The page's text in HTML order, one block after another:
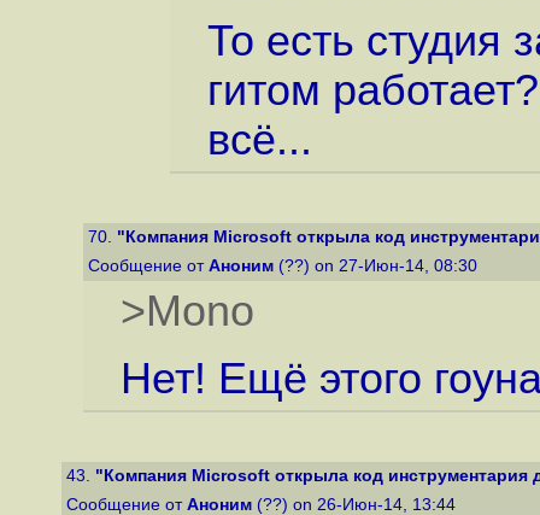
То есть студия
гитом
всё...
70. "Компания Microsoft открыла код
Сообщение от Аноним (??) on 27-Июн-14, 08:30
>Mono
Нет! Ещё этого
43. "Компания Microsoft открыла код инструментария
Сообщение от Аноним (??) on 26-Июн-14, 13:44